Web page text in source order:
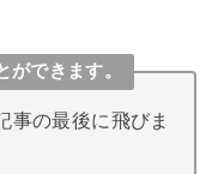
ができます。
事の最後に飛びま